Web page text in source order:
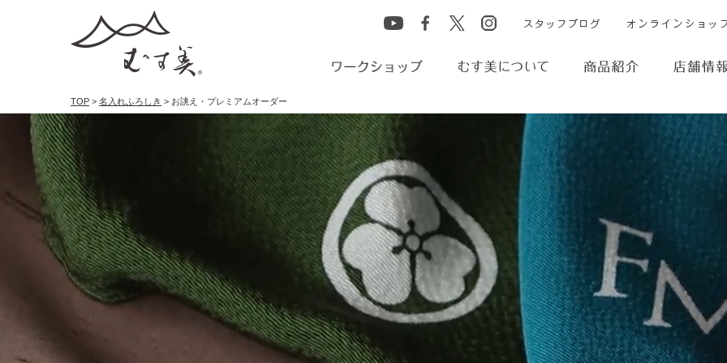
TOP > 名入れふろしき > お誂え・プレミアムオーダー